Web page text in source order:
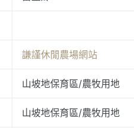
謙謹休閒農場網站
山坡地保育區/農牧用地
山坡地保育區/農牧用地